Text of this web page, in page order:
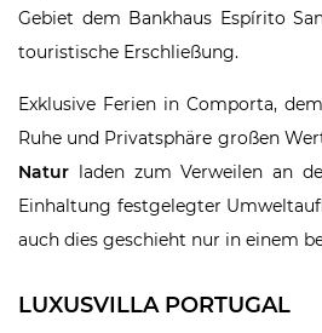
Gebiet dem Bankhaus Espírito
touristische Erschließung.
Exklusive Ferien in Comporta,
Ruhe und Privatsphäre großen
Natur laden zum Verweilen an
Einhaltung festgelegter
auch dies geschieht nur in einem
LUXUSVILLA PORTUGAL